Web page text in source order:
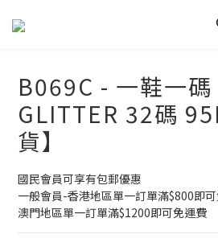
B069C - 一鞋一
GLITTER 32碼
貨】
國民會員可享有包郵優惠
一般會員-香港地區單一訂單滿$800即
澳門地區單一訂單滿$1200即可免運費